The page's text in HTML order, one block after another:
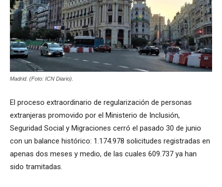
Madrid. (Foto: ICN Diario).
El proceso extraordinario de regularización de personas
extranjeras promovido por el Ministerio de Inclusión,
Seguridad Social y Migraciones cerró el pasado 30 de junio
con un balance histórico: 1.174.978 solicitudes registradas en
apenas dos meses y medio, de las cuales 609.737 ya han
sido tramitadas.